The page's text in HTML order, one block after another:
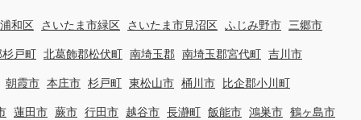
和区 さいたま市緑区 さいたま市見沼区 ふじみ野市 三郷市
戸町 北葛飾郡松伏町 南埼玉郡 南埼玉郡宮代町 吉川市
朝霞市 本庄市 杉戸町 東松山市 桶川市 比企郡小川町
蓮田市 蕨市 行田市 越谷市 長瀞町 飯能市 鴻巣市 鶴ヶ島市